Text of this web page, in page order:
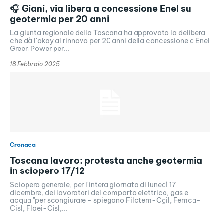
🎧 Giani, via libera a concessione Enel su
geotermia per 20 anni
La giunta regionale della Toscana ha approvato la delibera
che dà l'okay al rinnovo per 20 anni della concessione a Enel
Green Power per...
18 Febbraio 2025
Cronaca
Toscana lavoro: protesta anche geotermia
in sciopero 17/12
Sciopero generale, per l'intera giornata di lunedì 17
dicembre, dei lavoratori del comparto elettrico, gas e
acqua "per scongiurare - spiegano Filctem-Cgil, Femca-
Cisl, Flaei-Cisl,...